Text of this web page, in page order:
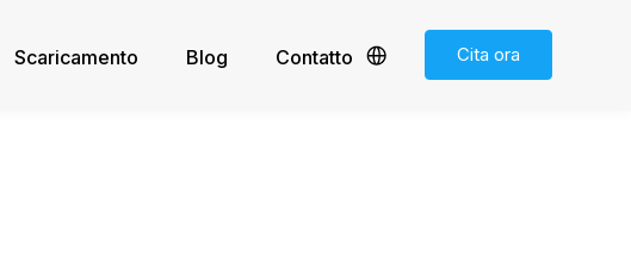
Scaricamento Blog Contatto Cita ora